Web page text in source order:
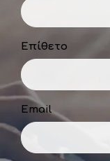
Επίθετο
Email